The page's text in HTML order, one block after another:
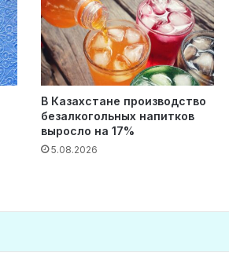
В Казахстане производство
безалкогольных напитков
выросло на 17%
5.08.2026